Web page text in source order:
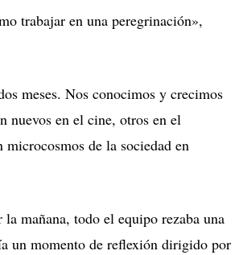
trabajar en una peregrinación»,
meses. Nos conocimos y crecimos
nuevos en el cine, otros en el
de la sociedad en
mañana, todo el equipo rezaba una
un momento de reflexión dirigido por